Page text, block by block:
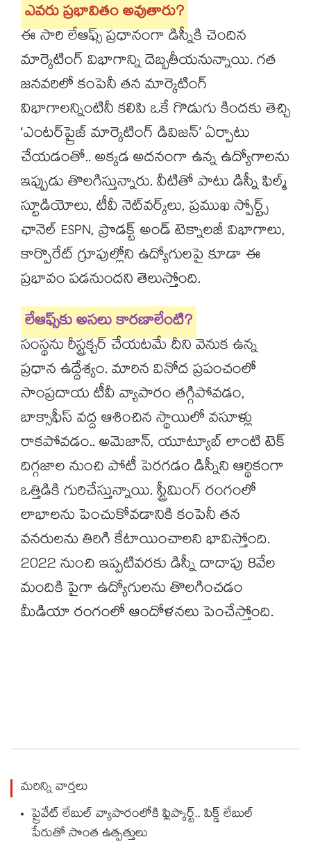
ఎవరు ప్రభావితం అవుతారు?
ఈ సారి లేఆఫ్స్ ప్రధానంగా డిస్నీకి చెందిన
మార్కెటింగ్ విభాగాన్ని దెబ్బతీయనున్నాయి. గత
జనవరిలో కంపెనీ తన మార్కెటింగ్
విభాగాలన్నింటినీ కలిపి ఒకే గొడుగు కిందకు తెచ్చి
‘ఎంటర్‌ప్రైజ్ మార్కెటింగ్ డివిజన్’ ఏర్పాటు
చేయడంతో.. అక్కడ అదనంగా ఉన్న ఉద్యోగాలను
ఇప్పుడు తొలగిస్తున్నారు. వీటితో పాటు డిస్నీ ఫిల్మ్
స్టూడియోలు, టీవీ నెట్‌వర్క్‌లు, ప్రముఖ స్పోర్ట్స్
ఛానెల్ ESPN, ప్రొడక్ట్ అండ్ టెక్నాలజీ విభాగాలు,
కార్పొరేట్ గ్రూపుల్లోని ఉద్యోగులపై కూడా ఈ
ప్రభావం పడనుందని తెలుస్తోంది.
లేఆఫ్స్‌కు అసలు కారణాలేంటి?
సంస్థను రీస్ట్రక్చర్ చేయటమే దీని వెనుక ఉన్న
ప్రధాన ఉద్దేశ్యం. మారిన వినోద ప్రపంచంలో
సాంప్రదాయ టీవీ వ్యాపారం తగ్గిపోవడం,
బాక్సాఫీస్ వద్ద ఆశించిన స్థాయిలో వసూళ్లు
రాకపోవడం.. అమెజాన్, యూట్యూబ్ లాంటి టెక్
దిగ్గజాల నుంచి పోటీ పెరగడం డిస్నీని ఆర్థికంగా
ఒత్తిడికి గురిచేస్తున్నాయి. స్ట్రీమింగ్ రంగంలో
లాభాలను పెంచుకోవడానికి కంపెనీ తన
వనరులను తిరిగి కేటాయించాలని భావిస్తోంది.
2022 నుంచి ఇప్పటివరకు డిస్నీ దాదాపు 8వేల
మందికి పైగా ఉద్యోగులను తొలగించడం
మీడియా రంగంలో ఆందోళనలు పెంచేస్తోంది.
మరిన్ని వార్తలు
ప్రైవేట్ లేబుల్ వ్యాపారంలోకి ఫ్లిప్కార్ట్.. పిక్డ్ లేబుల్
పేరుతో సొంత ఉత్పత్తులు